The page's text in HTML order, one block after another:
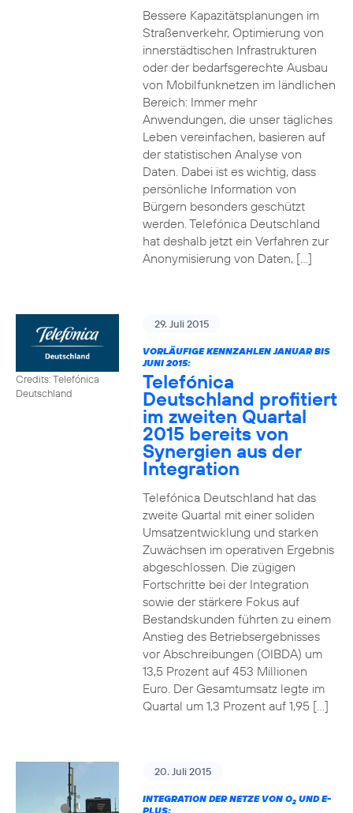
Bessere Kapazitätsplanungen im
Straßenverkehr, Optimierung von
innerstädtischen Infrastrukturen
oder der bedarfsgerechte Ausbau
von Mobilfunknetzen im ländlichen
Bereich: Immer mehr
Anwendungen, die unser tägliches
Leben vereinfachen, basieren auf
der statistischen Analyse von
Daten. Dabei ist es wichtig, dass
persönliche Information von
Bürgern besonders geschützt
werden. Telefónica Deutschland
hat deshalb jetzt ein Verfahren zur
Anonymisierung von Daten, […]
Credits: Telefónica
Deutschland
29. Juli 2015
VORLÄUFIGE KENNZAHLEN JANUAR BIS
JUNI 2015:
Telefónica
Deutschland profitiert
im zweiten Quartal
2015 bereits von
Synergien aus der
Integration
Telefónica Deutschland hat das
zweite Quartal mit einer soliden
Umsatzentwicklung und starken
Zuwächsen im operativen Ergebnis
abgeschlossen. Die zügigen
Fortschritte bei der Integration
sowie der stärkere Fokus auf
Bestandskunden führten zu einem
Anstieg des Betriebsergebnisses
vor Abschreibungen (OIBDA) um
13,5 Prozent auf 453 Millionen
Euro. Der Gesamtumsatz legte im
Quartal um 1,3 Prozent auf 1,95 […]
20. Juli 2015
INTEGRATION DER NETZE VON O2UND E-
PLUS: